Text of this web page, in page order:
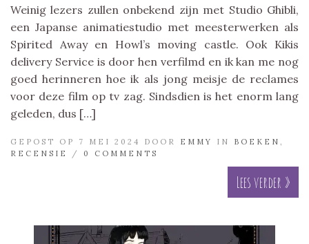
Weinig lezers zullen onbekend zijn met Studio Ghibli,
een Japanse animatiestudio met meesterwerken als
Spirited Away en Howl’s moving castle. Ook Kikis
delivery Service is door hen verfilmd en ik kan me nog
goed herinneren hoe ik als jong meisje de reclames
voor deze film op tv zag. Sindsdien is het enorm lang
geleden, dus […]
GEPOST OP 7 MEI 2024 DOOR EMMY IN BOEKEN
RECENSIE
/ 0 COMMENTS
Lees verder »